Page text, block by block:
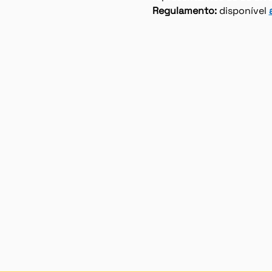
Regulamento: disponível